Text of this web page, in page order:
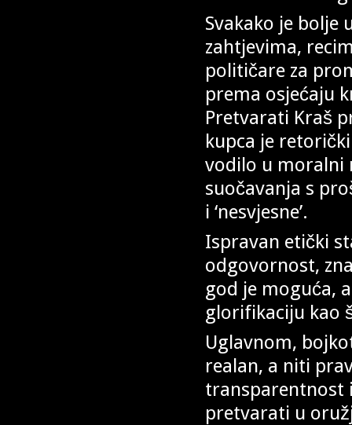
Svakako je
zahtjevima,
političare za
prema osjećaju
Pretvarati Kraš
kupca je
vodilo u moralni
suočavanja s
i ‘nesvjesne’.
Ispravan etički
odgovornost,
god je moguća,
glorifikaciju kao
Uglavnom,
realan, a niti
transparentnost
pretvarati u